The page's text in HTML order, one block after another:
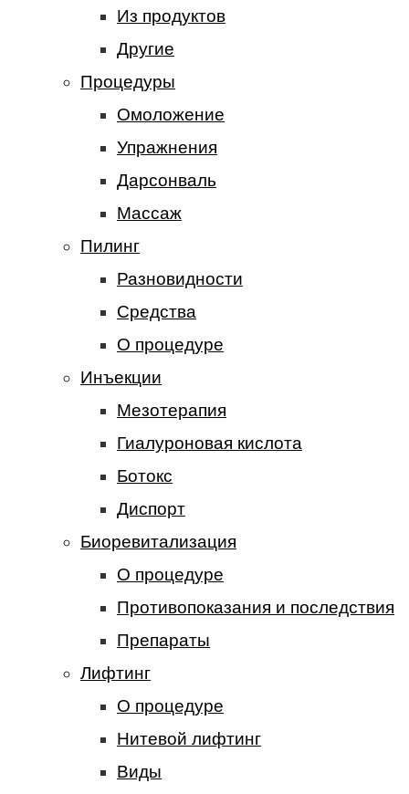
Из продуктов
Другие
Процедуры
Омоложение
Упражнения
Дарсонваль
Массаж
Пилинг
Разновидности
Средства
О процедуре
Инъекции
Мезотерапия
Гиалуроновая кислота
Ботокс
Диспорт
Биоревитализация
О процедуре
Противопоказания и последствия
Препараты
Лифтинг
О процедуре
Нитевой лифтинг
Виды